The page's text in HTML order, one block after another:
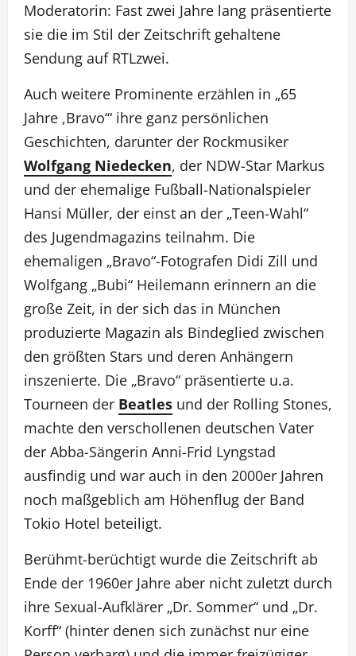
Moderatorin: Fast zwei Jahre lang präsentierte
sie die im Stil der Zeitschrift gehaltene
Sendung auf RTLzwei.
Auch weitere Prominente erzählen in „65
Jahre ,Bravo‘“ ihre ganz persönlichen
Geschichten, darunter der Rockmusiker
Wolfgang Niedecken, der NDW-Star Markus
und der ehemalige Fußball-Nationalspieler
Hansi Müller, der einst an der „Teen-Wahl“
des Jugendmagazins teilnahm. Die
ehemaligen „Bravo“-Fotografen Didi Zill und
Wolfgang „Bubi“ Heilemann erinnern an die
große Zeit, in der sich das in München
produzierte Magazin als Bindeglied zwischen
den größten Stars und deren Anhängern
inszenierte. Die „Bravo“ präsentierte u.a.
Tourneen der Beatles und der Rolling Stones,
machte den verschollenen deutschen Vater
der Abba-Sängerin Anni-Frid Lyngstad
ausfindig und war auch in den 2000er Jahren
noch maßgeblich am Höhenflug der Band
Tokio Hotel beteiligt.
Berühmt-berüchtigt wurde die Zeitschrift ab
Ende der 1960er Jahre aber nicht zuletzt durch
ihre Sexual-Aufklärer „Dr. Sommer“ und „Dr.
Korff“ (hinter denen sich zunächst nur eine